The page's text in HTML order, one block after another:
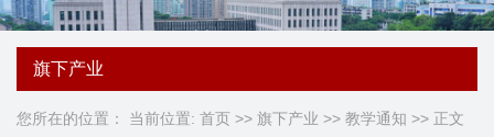
旗下产业
您所在的位置： 当前位置: 首页 >> 旗下产业 >> 教学通知 >> 正文